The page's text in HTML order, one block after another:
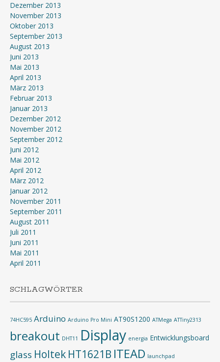
Dezember 2013
November 2013
Oktober 2013
September 2013
August 2013
Juni 2013
Mai 2013
April 2013
März 2013
Februar 2013
Januar 2013
Dezember 2012
November 2012
September 2012
Juni 2012
Mai 2012
April 2012
März 2012
Januar 2012
November 2011
September 2011
August 2011
Juli 2011
Juni 2011
Mai 2011
April 2011
SCHLAGWÖRTER
74HC595 Arduino Arduino Pro Mini AT90S1200 ATMega ATTiny2313
breakout DHT11 Display energia Entwicklungsboard
glass Holtek HT1621B ITEAD launchpad